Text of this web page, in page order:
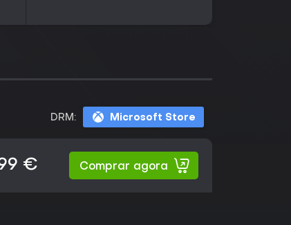
DRM: Microsoft Store
€ Comprar agora